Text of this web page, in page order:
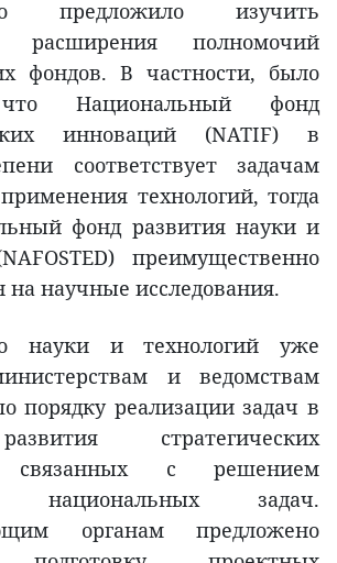
предложило изучить
расширения полномочий
фондов. В частности, было
Национальный фонд
инноваций (NATIF) в
соответствует задачам
технологий, тогда
фонд развития науки и
преимущественно
на научные исследования.
науки и технологий уже
и ведомствам
порядку реализации задач в
стратегических
связанных с решением
национальных задач.
органам предложено